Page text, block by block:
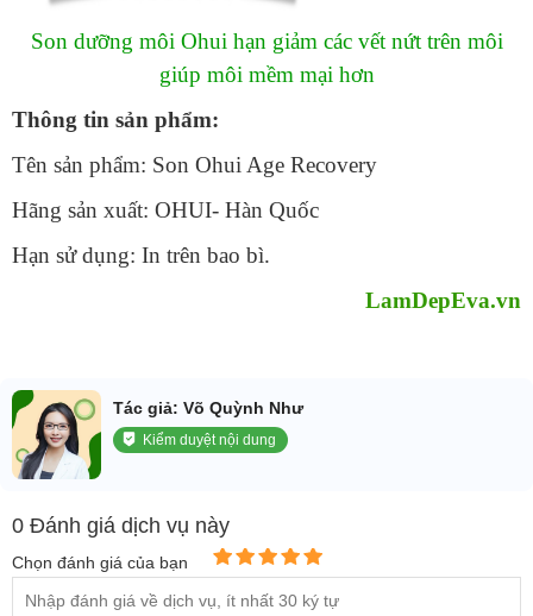
Son dưỡng môi Ohui hạn giảm các vết nứt trên môi
giúp môi mềm mại hơn
Thông tin sản phẩm:
Tên sản phẩm: Son Ohui Age Recovery
Hãng sản xuất: OHUI- Hàn Quốc
Hạn sử dụng: In trên bao bì.
LamDepEva.vn
Tác giả: Võ Quỳnh Như
Kiểm duyệt nội dung
0 Đánh giá dịch vụ này
Chọn đánh giá của bạn